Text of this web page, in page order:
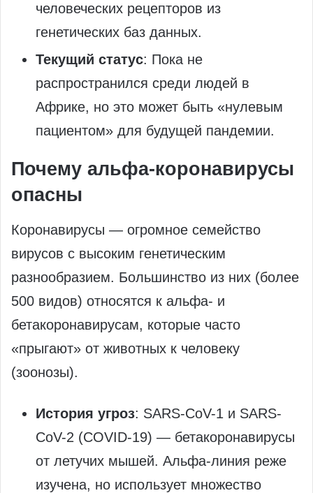
человеческих рецепторов из
генетических баз данных.
Текущий статус: Пока не
распространился среди людей в
Африке, но это может быть «нулевым
пациентом» для будущей пандемии.
Почему альфа-коронавирусы
опасны
Коронавирусы — огромное семейство
вирусов с высоким генетическим
разнообразием. Большинство из них (более
500 видов) относятся к альфа- и
бетакоронавирусам, которые часто
«прыгают» от животных к человеку
(зоонозы).
История угроз: SARS-CoV-1 и SARS-
CoV-2 (COVID-19) — бетакоронавирусы
от летучих мышей. Альфа-линия реже
изучена, но использует множество